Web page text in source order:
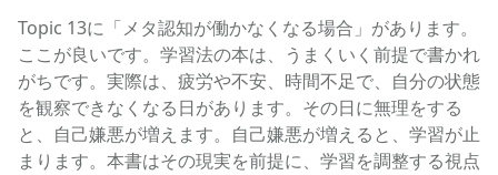
Topic 13に「メタ認知が働かなくなる場合」があります。
ここが良いです。学習法の本は、うまくいく前提で書かれ
がちです。実際は、疲労や不安、時間不足で、自分の状態
を観察できなくなる日があります。その日に無理をする
と、自己嫌悪が増えます。自己嫌悪が増えると、学習が止
まります。本書はその現実を前提に、学習を調整する視点